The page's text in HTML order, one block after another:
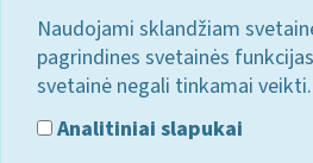
Naudojami sklandžiam
pagrindines svetainės
svetainė negali tinkamai veikti.
Analitiniai slapukai